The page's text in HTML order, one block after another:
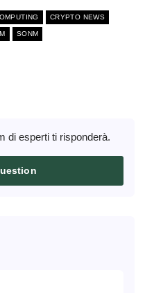
CRYPTO NEWS
SONM
di esperti ti risponderà.